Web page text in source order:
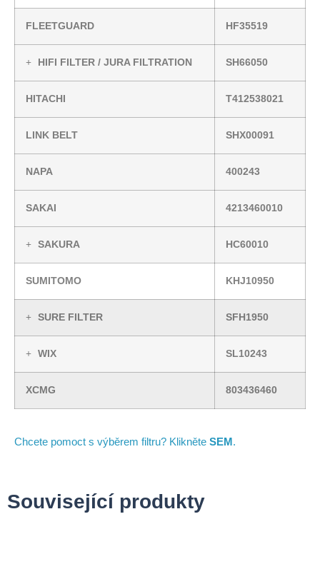
FLEETGUARD HF35519
HIFI FILTER / JURA FILTRATION SH66050
HITACHI T412538021
LINK BELT SHX00091
NAPA 400243
SAKAI 4213460010
SAKURA HC60010
SUMITOMO KHJ10950
SURE FILTER SFH1950
WIX SL10243
XCMG 803436460
Chcete pomoct s výběrem filtru? Klikněte SEM.
Související produkty